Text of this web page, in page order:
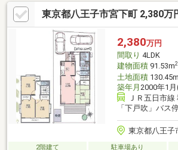
東京都八王子市宮下町 2,380万
2,380万円
間取り 4LDK
建物面積91.53m2
土地面積130.45m
築年月 2000年1
ＪＲ五日市
「下戸吹」バス
東京都八王子
2階建て 駐車場あり